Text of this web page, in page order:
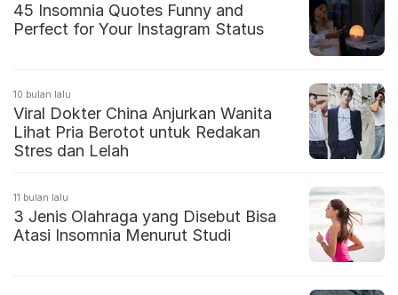
45 Insomnia Quotes Funny and
Perfect for Your Instagram Status
10 bulan lalu
Viral Dokter China Anjurkan Wanita
Lihat Pria Berotot untuk Redakan
Stres dan Lelah
11 bulan lalu
3 Jenis Olahraga yang Disebut Bisa
Atasi Insomnia Menurut Studi